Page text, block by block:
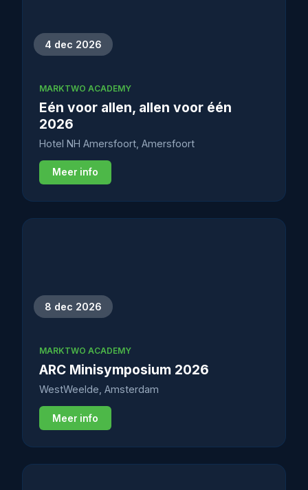
4 dec 2026
MARKTWO ACADEMY
Eén voor allen, allen voor één
2026
Hotel NH Amersfoort, Amersfoort
Meer info
8 dec 2026
MARKTWO ACADEMY
ARC Minisymposium 2026
WestWeelde, Amsterdam
Meer info